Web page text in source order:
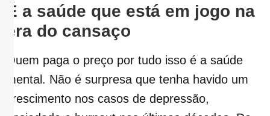
É a saúde que está em jogo na
era do cansaço
Quem paga o preço por tudo isso é a saúde
mental. Não é surpresa que tenha havido um
crescimento nos casos de depressão,